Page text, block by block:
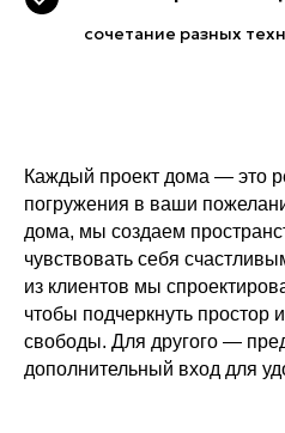
сочетание разных
Каждый проект дома — это
погружения в ваши
дома, мы создаем
чувствовать себя
из клиентов мы
чтобы подчеркнуть простор
свободы. Для другого —
дополнительный вход для